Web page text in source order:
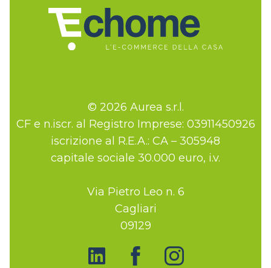
© 2026 Aurea s.r.l.
CF e n.iscr. al Registro Imprese: 03911450926
iscrizione al R.E.A.: CA – 305948
capitale sociale 30.000 euro, i.v.
Via Pietro Leo n. 6
Cagliari
09129